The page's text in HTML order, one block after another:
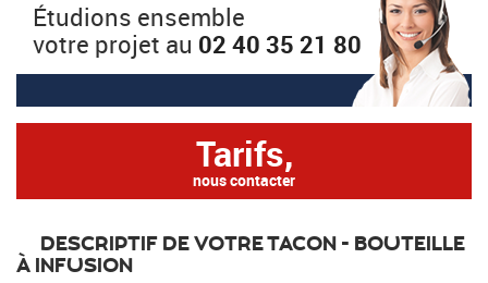
Étudions ensemble
votre projet au 02 40 35 21 80
Tarifs,
nous contacter
DESCRIPTIF DE VOTRE TACON - BOUTEILLE
À INFUSION